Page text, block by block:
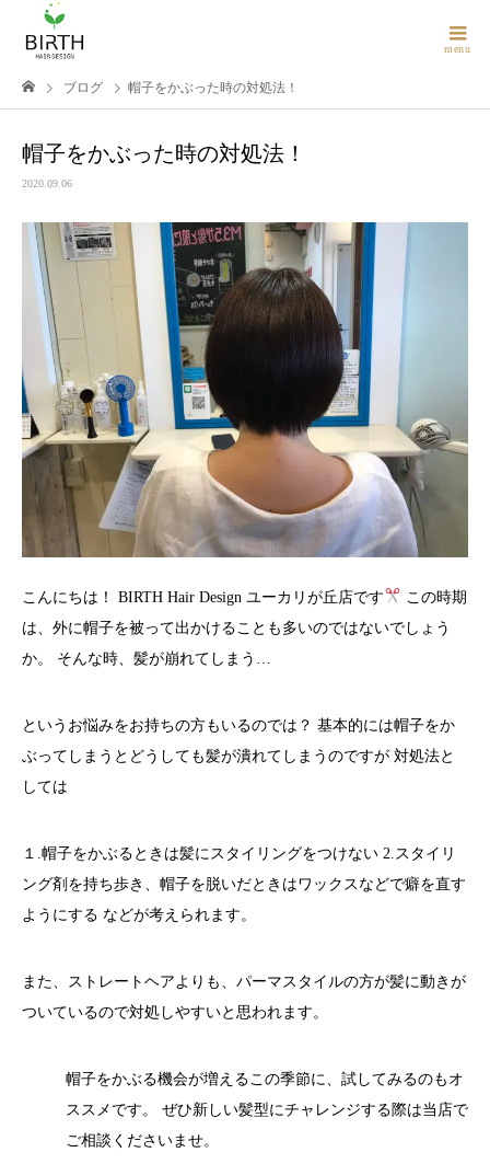
ブログ 帽子をかぶった時の対処法！
帽子をかぶった時の対処法！
2020.09.06
こんにちは！ BIRTH Hair Design ユーカリが丘店です
この時期
は、外に帽子を被って出かけることも多いのではないでしょう
か。 そんな時、髪が崩れてしまう…
というお悩みをお持ちの方もいるのでは？ 基本的には帽子をか
ぶってしまうとどうしても髪が潰れてしまうのですが 対処法と
しては
１.帽子をかぶるときは髪にスタイリングをつけない 2.スタイリ
ング剤を持ち歩き、帽子を脱いだときはワックスなどで癖を直す
ようにする などが考えられます。
また、ストレートヘアよりも、パーマスタイルの方が髪に動きが
ついているので対処しやすいと思われます。
帽子をかぶる機会が増えるこの季節に、試してみるのもオ
ススメです。 ぜひ新しい髪型にチャレンジする際は当店で
ご相談くださいませ。